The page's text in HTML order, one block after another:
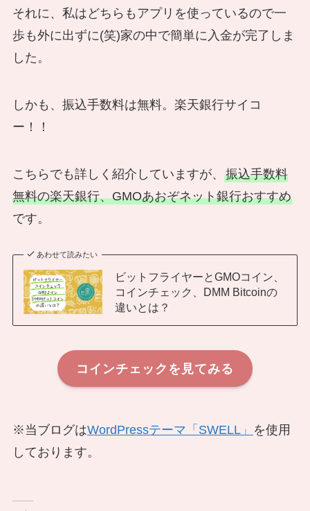
それに、私はどちらもアプリを使っているので一
歩も外に出ずに(笑)家の中で簡単に入金が完了しま
した。
しかも、振込手数料は無料。楽天銀行サイコ
ー！！
こちらでも詳しく紹介していますが、 振込手数料
無料の楽天銀行、GMOあおぞネット銀行おすすめ
です。
あわせて読みたい
ビットフライヤーとGMOコイン、
コインチェック、DMM Bitcoinの
違いとは？
コインチェックを見てみる
※当ブログはWordPressテーマ「SWELL」 を使用
しております。